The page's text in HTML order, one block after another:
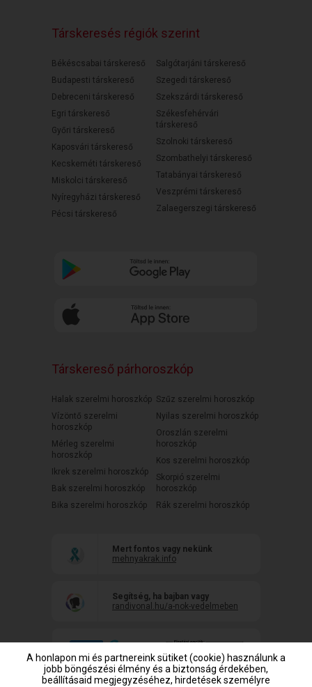
Társkeresés régiók szerint
Békéscsabai társkereső
Budapesti társkereső
Debreceni társkereső
Egri társkereső
Győri társkereső
Kaposvári társkereső
Kecskeméti társkereső
Miskolci társkereső
Nyíregyházi társkereső
Pécsi társkereső
Salgótarjáni társkereső
Szegedi társkereső
Szekszárdi társkereső
Székesfehérvári
társkereső
Szolnoki társkereső
Szombathelyi társkereső
Tatabányai társkereső
Veszprémi társkereső
Zalaegerszegi társkereső
Társkereső párhoroszkóp
Halak szerelmi horoszkóp
Vízöntő szerelmi
horoszkóp
Mérleg szerelmi
horoszkóp
Ikrek szerelmi horoszkóp
Bak szerelmi horoszkóp
Bika szerelmi horoszkóp
Szűz szerelmi horoszkóp
Nyilas szerelmi horoszkóp
Oroszlán szerelmi
horoszkóp
Kos szerelmi horoszkóp
Skorpió szerelmi
horoszkóp
Rák szerelmi horoszkóp
Mert fontos vagy nekünk
mehnyakrak.info
Segítség, ha bajban vagy
randivonal.hu/a-nok-vedelmeben
A honlapon mi és partnereink sütiket (cookie) használunk a
jobb böngészési élmény és a biztonság érdekében,
beállításaid megjegyzéséhez, hirdetések személyre